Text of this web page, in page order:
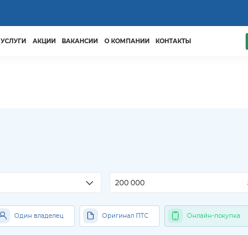
УСЛУГИ АКЦИИ ВАКАНСИИ О КОМПАНИИ КОНТАКТЫ
Один владелец Оригинал ПТС Онлайн-покупка